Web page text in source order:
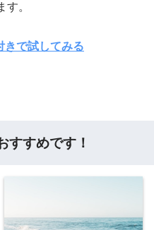
。
で試してみる
すすめです！